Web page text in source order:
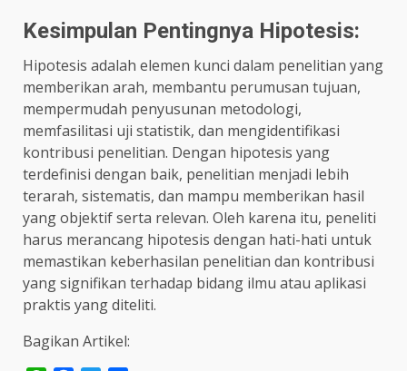
Kesimpulan Pentingnya Hipotesis:
Hipotesis adalah elemen kunci dalam penelitian yang
memberikan arah, membantu perumusan tujuan,
mempermudah penyusunan metodologi,
memfasilitasi uji statistik, dan mengidentifikasi
kontribusi penelitian. Dengan hipotesis yang
terdefinisi dengan baik, penelitian menjadi lebih
terarah, sistematis, dan mampu memberikan hasil
yang objektif serta relevan. Oleh karena itu, peneliti
harus merancang hipotesis dengan hati-hati untuk
memastikan keberhasilan penelitian dan kontribusi
yang signifikan terhadap bidang ilmu atau aplikasi
praktis yang diteliti.
Bagikan Artikel: